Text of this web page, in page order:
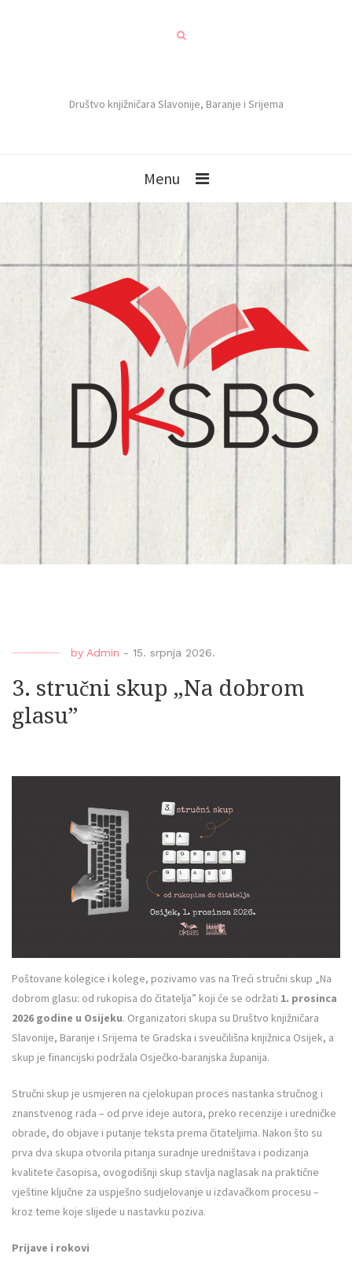
Društvo knjižničara Slavonije, Baranje i Srijema
Menu
by Admin - 15. srpnja 2026.
3. stručni skup „Na dobrom
glasu”
Poštovane kolegice i kolege, pozivamo vas na Treći stručni skup „Na
dobrom glasu: od rukopisa do čitatelja” koji će se održati 1. prosinca
2026 godine u Osijeku. Organizatori skupa su Društvo knjižničara
Slavonije, Baranje i Srijema te Gradska i sveučilišna knjižnica Osijek, a
skup je financijski podržala Osječko-baranjska županija.
Stručni skup je usmjeren na cjelokupan proces nastanka stručnog i
znanstvenog rada – od prve ideje autora, preko recenzije i uredničke
obrade, do objave i putanje teksta prema čitateljima. Nakon što su
prva dva skupa otvorila pitanja suradnje uredništava i podizanja
kvalitete časopisa, ovogodišnji skup stavlja naglasak na praktične
vještine ključne za uspješno sudjelovanje u izdavačkom procesu –
kroz teme koje slijede u nastavku poziva.
Prijave i rokovi